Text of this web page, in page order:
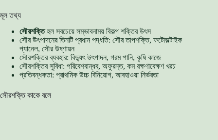
মূল তথ্য
সৌরশক্তিহল সবচেয়ে সম্ভাবনাময় বিকল্প শক্তির উৎস
সৌর উৎপাদনের তিনটি প্রধান পদ্ধতি: সৌর তাপশক্তি, ফটোভল্টাইক
প্যানেল, সৌর উষ্ণায়ন
সৌরশক্তির ব্যবহার: বিদ্যুৎ উৎপাদন, গরম পানি, কৃষি কাজে
সৌরশক্তির সুবিধা: পরিবেশবান্ধব, অফুরন্ত, কম রক্ষণাবেক্ষণ খরচ
প্রতিবন্ধকতা: প্রাথমিক উচ্চ বিনিয়োগ, আবহাওয়া নির্ভরতা
সৌরশক্তি কাকে বলে